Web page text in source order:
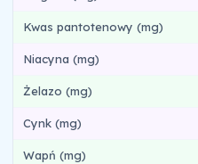
Kwas pantotenowy (mg)
Niacyna (mg)
Żelazo (mg)
Cynk (mg)
Wapń (mg)